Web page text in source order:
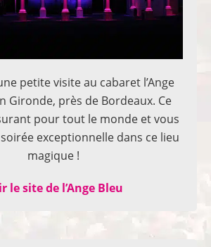
petite visite au cabaret l’Ange
Gironde, près de Bordeaux. Ce
pour tout le monde et vous
exceptionnelle dans ce lieu
magique !
le site de l’Ange Bleu